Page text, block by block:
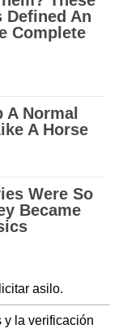
asilo.
y la verificación